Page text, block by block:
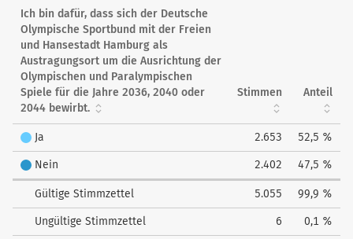
Ich bin dafür, dass sich der Deutsche
Olympische Sportbund mit der Freien
und Hansestadt Hamburg als
Austragungsort um die Ausrichtung der
Olympischen und Paralympischen
Spiele für die Jahre 2036, 2040 oder
2044 bewirbt.
Stimmen Anteil
Ja 2.653 52,5 %
Nein 2.402 47,5 %
Gültige Stimmzettel 5.055 99,9 %
Ungültige Stimmzettel 6 0,1 %